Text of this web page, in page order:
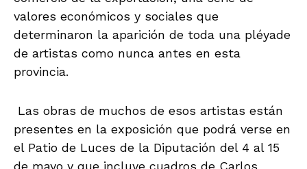
valores económicos y sociales que
determinaron la aparición de toda una pléyade
de artistas como nunca antes en esta
provincia.
Las obras de muchos de esos artistas están
presentes en la exposición que podrá verse en
el Patio de Luces de la Diputación del 4 al 15
de mayo y que incluye cuadros de Carlos